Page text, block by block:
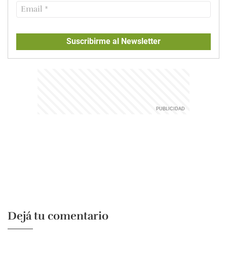
Suscribirme al Newsletter
Dejá tu comentario